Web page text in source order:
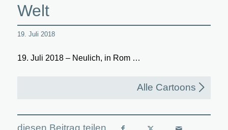
Welt
19. Juli 2018
19. Juli 2018 – Neulich, in Rom …
Alle Cartoons